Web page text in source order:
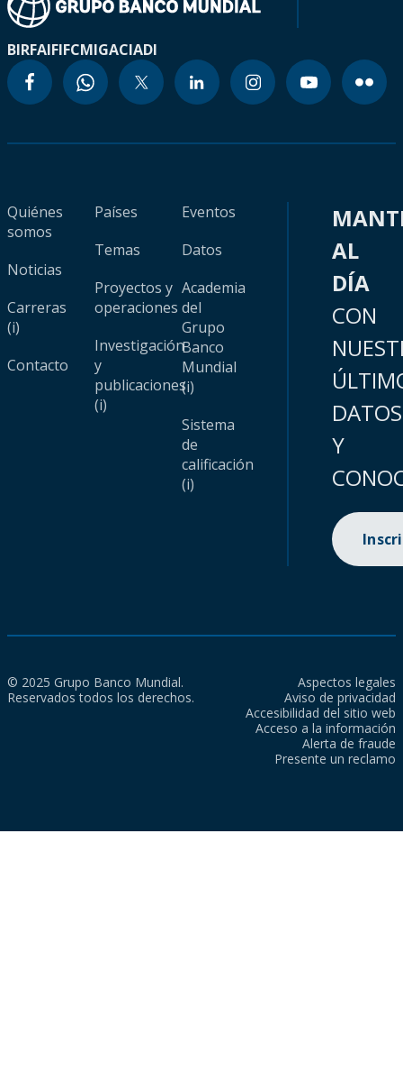
BIRFAIFIFCMIGACIADI
Quiénes
somos
Noticias
Carreras
(i)
Contacto
Países
Temas
Proyectos y
operaciones
Investigación
y
publicaciones
(i)
Eventos
Datos
Academia
del
Grupo
Banco
Mundial
(i)
Sistema
de
calificación
(i)
AL
DÍA
CON
DATOS
Y
© 2025 Grupo Banco Mundial.
Reservados todos los derechos.
Aspectos legales
Aviso de privacidad
Accesibilidad del sitio web
Acceso a la información
Alerta de fraude
Presente un reclamo